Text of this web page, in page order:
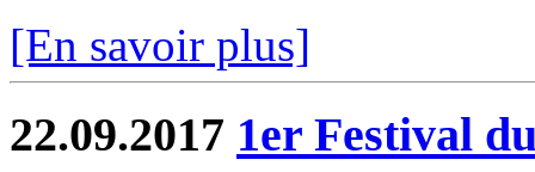
[En savoir plus]
22.09.2017 1er Festival